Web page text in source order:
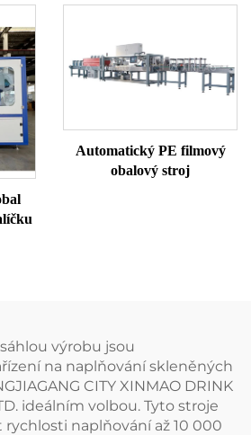
Automatický PE filmový
obalový stroj
výrobu jsou
na naplňování skleněných
CITY XINMAO DRINK
ideálním volbou. Tyto stroje
naplňování až 10 000